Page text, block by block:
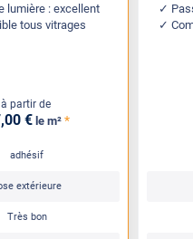
lumière : excellent
tous vitrages
à partir de
,00 € le m² *
adhésif
extérieure
Très bon